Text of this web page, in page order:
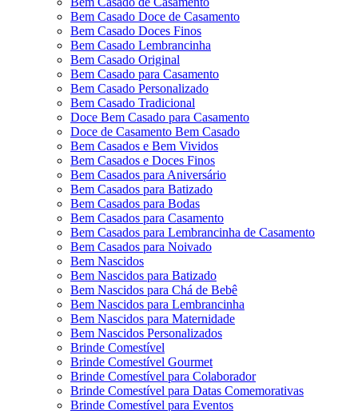
Bem Casado Doce de Casamento
Bem Casado Doces Finos
Bem Casado Lembrancinha
Bem Casado Original
Bem Casado para Casamento
Bem Casado Personalizado
Bem Casado Tradicional
Doce Bem Casado para Casamento
Doce de Casamento Bem Casado
Bem Casados e Bem Vividos
Bem Casados e Doces Finos
Bem Casados para Aniversário
Bem Casados para Batizado
Bem Casados para Bodas
Bem Casados para Casamento
Bem Casados para Lembrancinha de Casamento
Bem Casados para Noivado
Bem Nascidos
Bem Nascidos para Batizado
Bem Nascidos para Chá de Bebê
Bem Nascidos para Lembrancinha
Bem Nascidos para Maternidade
Bem Nascidos Personalizados
Brinde Comestível
Brinde Comestível Gourmet
Brinde Comestível para Colaborador
Brinde Comestível para Datas Comemorativas
Brinde Comestível para Eventos